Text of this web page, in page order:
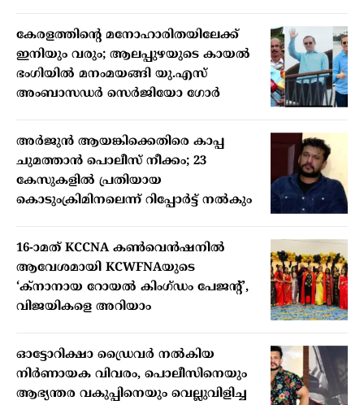
കേരളത്തിന്റെ മനോഹാരിതയിലേക്ക്
ഇനിയും വരും; ആലപ്പുഴയുടെ കായൽ
ഭംഗിയിൽ മനംമയങ്ങി യു.എസ്
അംബാസഡർ സെർജിയോ ഗോർ
അർജുൻ ആയങ്കിക്കെതിരെ കാപ്പ
ചുമത്താൻ പൊലീസ് നീക്കം; 23
കേസുകളിൽ പ്രതിയായ
കൊടുംക്രിമിനലെന്ന് റിപ്പോർട്ട് നൽകും
16-ാമത് KCCNA കൺവെൻഷനിൽ
ആവേശമായി KCWFNAയുടെ
‘ക്നാനായ റോയൽ കിംഗ്ഡം പേജന്റ്’,
വിജയികളെ അറിയാം
ഓട്ടോറിക്ഷാ ഡ്രൈവർ നൽകിയ
നിർണായക വിവരം, പൊലീസിനെയും
ആഭ്യന്തര വകുപ്പിനെയും വെല്ലുവിളിച്ച